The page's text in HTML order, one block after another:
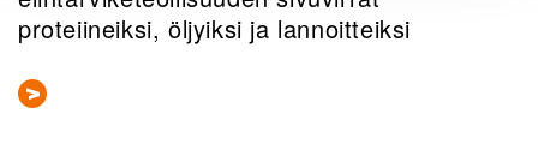
proteiineiksi, öljyiksi ja lannoitteiksi